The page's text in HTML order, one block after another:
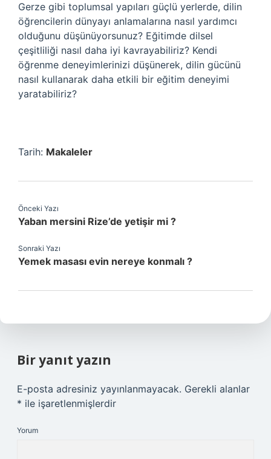
Gerze gibi toplumsal yapıları güçlü yerlerde, dilin
öğrencilerin dünyayı anlamalarına nasıl yardımcı
olduğunu düşünüyorsunuz? Eğitimde dilsel
çeşitliliği nasıl daha iyi kavrayabiliriz? Kendi
öğrenme deneyimlerinizi düşünerek, dilin gücünü
nasıl kullanarak daha etkili bir eğitim deneyimi
yaratabiliriz?
Tarih: Makaleler
Önceki Yazı
Yaban mersini Rize’de yetişir mi ?
Sonraki Yazı
Yemek masası evin nereye konmalı ?
Bir yanıt yazın
E-posta adresiniz yayınlanmayacak. Gerekli alanlar
* ile işaretlenmişlerdir
Yorum